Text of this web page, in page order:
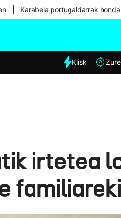
Karabela portugaldarrak
Eguraldia
Klisk
irtetea